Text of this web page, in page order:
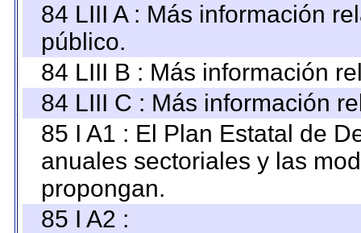
84 LIII A : Más información
público.
84 LIII B : Más información
84 LIII C : Más información
85 I A1 : El Plan Estatal de
anuales sectoriales y las
propongan.
85 I A2 :